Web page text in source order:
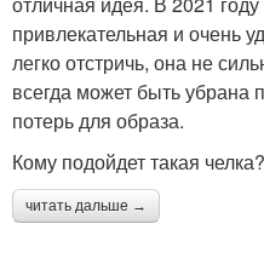
привлекательная и очень
легко отстричь, она не
всегда может быть убрана
потерь для образа.
Кому подойдет такая челка?
читать дальше →